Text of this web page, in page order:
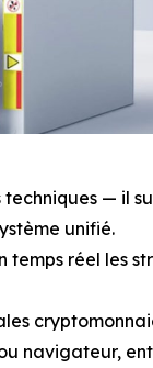
techniques — il
unifié.
temps réel les
navigateur,